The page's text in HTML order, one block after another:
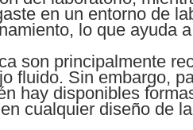
en un entorno de
lo que ayuda
son principalmente
fluido. Sin embargo,
hay disponibles
cualquier diseño de